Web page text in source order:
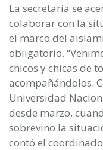
La secretaria se
colaborar con la
el marco del
obligatorio.
chicos y chicas de
acompañándolos.
Universidad
desde marzo,
sobrevino la
contó el